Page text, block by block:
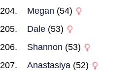
Megan (54)
Dale (53)
Shannon (53)
Anastasiya (52)